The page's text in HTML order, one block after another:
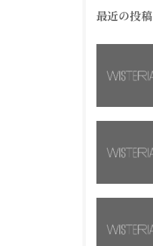
最近の投稿